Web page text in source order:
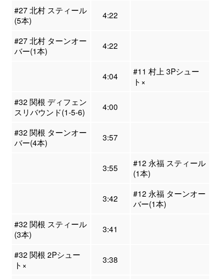
#27 北村 スティール
(5本)
4:22
#27 北村 ターンオー
バー(1本)
4:22
4:04
#11 村上 3Pシュー
ト×
#32 関根 ディフェン
スリバウンド(1-5-6)
4:00
#32 関根 ターンオー
バー(4本)
3:57
3:55
#12 永福 スティール
(1本)
3:42
#12 永福 ターンオー
バー(1本)
#32 関根 スティール
(3本)
3:41
#32 関根 2Pシュー
ト×
3:38